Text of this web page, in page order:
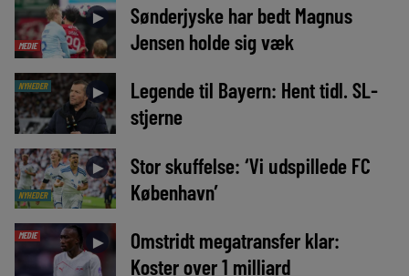
MEDIE
►
Sønderjyske har bedt Magnus
Jensen holde sig væk
NYHEDER ►
Legende til Bayern: Hent tidl. SL-
stjerne
NYHEDER
►
Stor skuffelse: ‘Vi udspillede FC
København’
MEDIE ►
Omstridt megatransfer klar:
Koster over 1 milliard